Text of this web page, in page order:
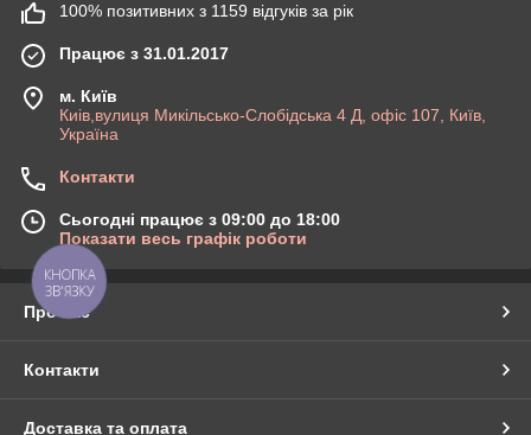
100% позитивних з 1159 відгуків за рік
Працює з 31.01.2017
м. Київ
Киів,вулиця Микільсько-Слобідська 4 Д, офіс 107, Київ,
Україна
Контакти
Сьогодні працює з 09:00 до 18:00
Показати весь графік роботи
Про нас
Контакти
Доставка та оплата
КНОПКА
ЗВ'ЯЗКУ